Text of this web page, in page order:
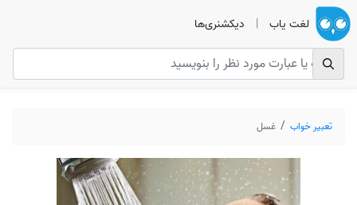
لغت یاب | دیکشنری‌ها
تعبیر خواب غسل